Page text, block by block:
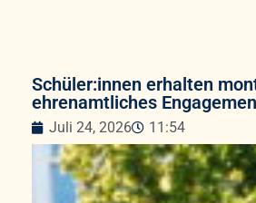
Schüler:innen erhalten
ehrenamtliches
Juli 24, 2026 11:54